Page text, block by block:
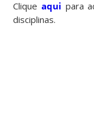
Cliqueaqui para
disciplinas.